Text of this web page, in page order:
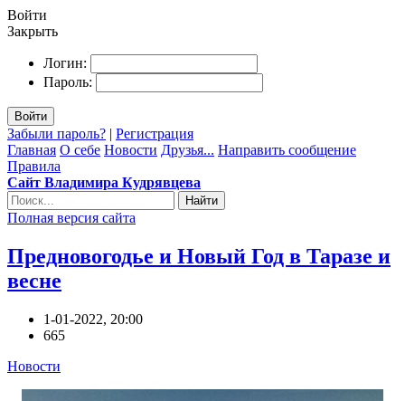
Войти
Закрыть
Логин:
Пароль:
Войти
Забыли пароль? | Регистрация
Главная О себе Новости Друзья... Направить сообщение
Правила
Сайт Владимира Кудрявцева
Найти
Полная версия сайта
Предновогодье и Новый Год в Таразе и
весне
1-01-2022, 20:00
665
Новости